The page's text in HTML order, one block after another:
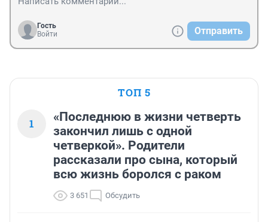
Гость
Войти
Отправить
ТОП 5
1
«Последнюю в жизни четверть
закончил лишь с одной
четверкой». Родители
рассказали про сына, который
всю жизнь боролся с раком
3 651 Обсудить